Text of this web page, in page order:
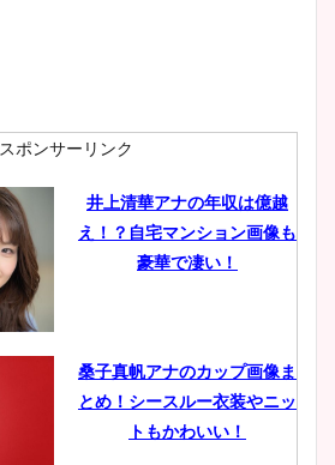
肉も凄い！
鈴木唯の太ってた時の体重が
ヤバすぎww原因や痩せたダ
豊島実季アナのカップ画像ま
とめ！美脚や水着姿に年齢も
スポンサーリンク
井上清華アナの年収は億越
え！？自宅マンション画像も
豪華で凄い！
桑子真帆アナのカップ画像ま
とめ！シースルー衣装やニッ
トもかわいい！